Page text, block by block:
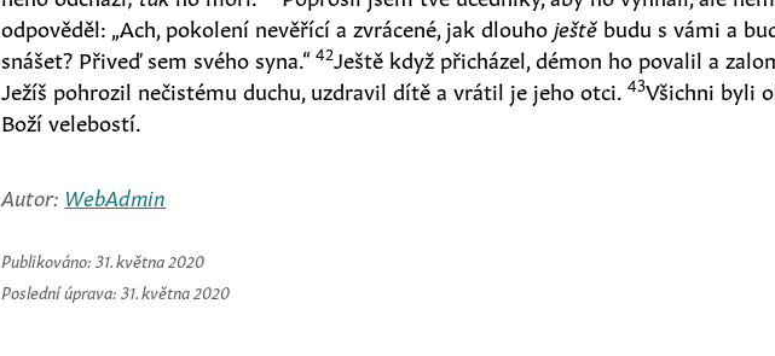
odpověděl: „Ach, pokolení nevěřící a zvrácené, jak dlouho ještě budu s vámi a
snášet? Přiveď sem svého syna.“42Ještě když přicházel, démon ho povalil a
Ježíš pohrozil nečistému duchu, uzdravil dítě a vrátil je jeho otci.43Všichni byli
Boží velebostí.
Autor: WebAdmin
Publikováno: 31. května 2020
Poslední úprava: 31. května 2020